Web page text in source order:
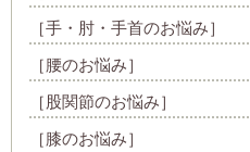
［手・肘・手首のお悩み］
［腰のお悩み］
［股関節のお悩み］
［膝のお悩み］